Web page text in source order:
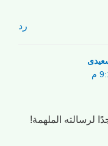
رد
لرسالته الملهمة!